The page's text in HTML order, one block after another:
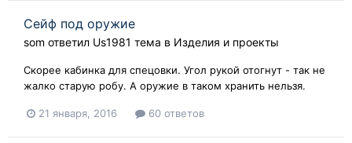
Сейф под оружие
som ответил Us1981 тема в Изделия и проекты
Скорее кабинка для спецовки. Угол рукой отогнут - так не
жалко старую робу. А оружие в таком хранить нельзя.
21 января, 2016 60 ответов